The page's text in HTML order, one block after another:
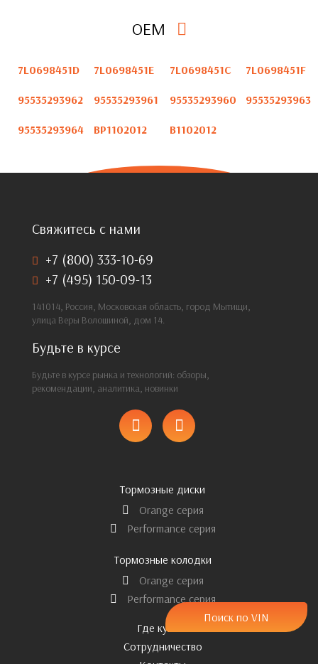
OEM
7L0698451D 7L0698451E 7L0698451C 7L0698451F
95535293962 95535293961 95535293960 95535293963
95535293964 BP1102012 B1102012
Свяжитесь с нами
+7 (800) 333-10-69
+7 (495) 150-09-13
141014, Россия, Московская область, город Мытищи,
улица Веры Волошиной, дом 14.
Будьте в курсе
Будьте в курсе рынка и технологий: обзоры,
рекомендации, аналитика, новинки
Тормозные диски
Orange серия
Performance серия
Тормозные колодки
Orange серия
Performance серия
Где купить
Сотрудничество
Поиск по VIN